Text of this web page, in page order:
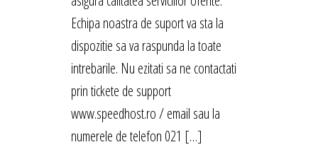
Echipa noastra de suport va sta la
dispozitie sa va raspunda la toate
intrebarile. Nu ezitati sa ne contactati
prin tickete de support
www.speedhost.ro / email sau la
numerele de telefon 021 […]